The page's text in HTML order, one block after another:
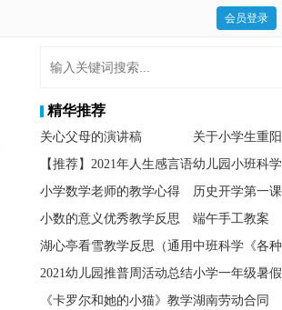
会员登录
精华推荐
关心父母的演讲稿
关于小学生重
【推荐】2021年人生感言语
录集锦51条
幼儿园小班科
的味道》含反思
小学数学老师的教学心得
历史开学第一
小数的意义优秀教学反思
（通用7篇）
端午手工教案
湖心亭看雪教学反思（通用
14篇）
中班科学《各种
教案(附反思)
2021幼儿园推普周活动总结
（精选7篇）
小学一年级暑
《卡罗尔和她的小猫》教学湖南劳动合同